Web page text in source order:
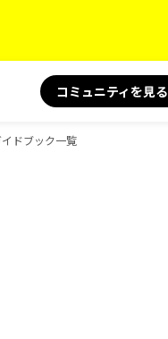
コミュニティを見る
ドブック一覧